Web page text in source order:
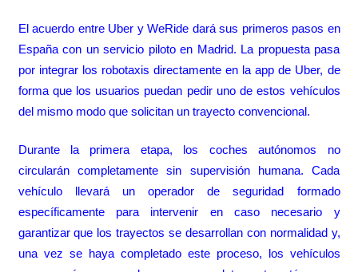
El acuerdo entre Uber y WeRide dará sus primeros pasos en
España con un servicio piloto en Madrid. La propuesta pasa
por integrar los robotaxis directamente en la app de Uber, de
forma que los usuarios puedan pedir uno de estos vehículos
del mismo modo que solicitan un trayecto convencional.
Durante la primera etapa, los coches autónomos no
circularán completamente sin supervisión humana. Cada
vehículo llevará un operador de seguridad formado
específicamente para intervenir en caso necesario y
garantizar que los trayectos se desarrollan con normalidad y,
una vez se haya completado este proceso, los vehículos